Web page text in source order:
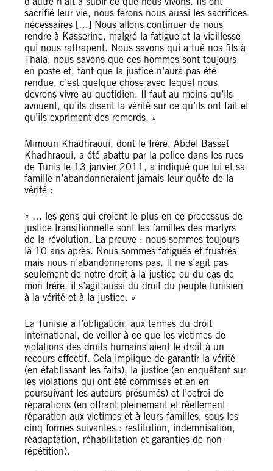
sacrifié leur vie, nous ferons nous aussi les sacrifices
nécessaires […] Nous allons continuer de nous
rendre à Kasserine, malgré la fatigue et la vieillesse
qui nous rattrapent. Nous savons qui a tué nos fils à
Thala, nous savons que ces hommes sont toujours
en poste et, tant que la justice n’aura pas été
rendue, c’est quelque chose avec lequel nous
devrons vivre au quotidien. Il faut au moins qu’ils
avouent, qu’ils disent la vérité sur ce qu’ils ont fait et
qu’ils expriment des remords. »
Mimoun Khadhraoui, dont le frère, Abdel Basset
Khadhraoui, a été abattu par la police dans les rues
de Tunis le 13 janvier 2011, a indiqué que lui et sa
famille n’abandonneraient jamais leur quête de la
vérité :
« … les gens qui croient le plus en ce processus de
justice transitionnelle sont les familles des martyrs
de la révolution. La preuve : nous sommes toujours
là 10 ans après. Nous sommes fatigués et frustrés
mais nous n’abandonnerons pas. Il ne s’agit pas
seulement de notre droit à la justice ou du cas de
mon frère, il s’agit aussi du droit du peuple tunisien
à la vérité et à la justice. »
La Tunisie a l’obligation, aux termes du droit
international, de veiller à ce que les victimes de
violations des droits humains aient le droit à un
recours effectif. Cela implique de garantir la vérité
(en établissant les faits), la justice (en enquêtant sur
les violations qui ont été commises et en en
poursuivant les auteurs présumés) et l’octroi de
réparations (en offrant pleinement et réellement
réparation aux victimes et à leurs familles, sous les
cinq formes suivantes : restitution, indemnisation,
réadaptation, réhabilitation et garanties de non-
répétition).